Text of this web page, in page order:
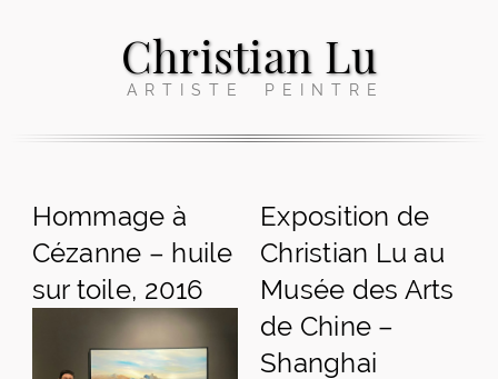
Christian Lu
ARTISTE PEINTRE
Hommage à
Cézanne – huile
sur toile, 2016
Exposition de
Christian Lu au
Musée des Arts
de Chine –
Shanghai